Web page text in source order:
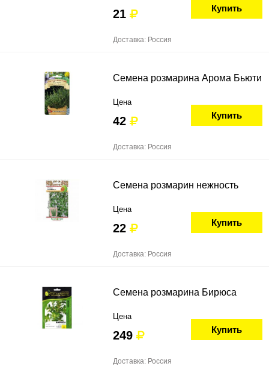
21 Купить
Доставка: Россия
Семена розмарина Арома Бьюти
Цена
42 Купить
Доставка: Россия
Семена розмарин нежность
Цена
22 Купить
Доставка: Россия
Семена розмарина Бирюса
Цена
249 Купить
Доставка: Россия